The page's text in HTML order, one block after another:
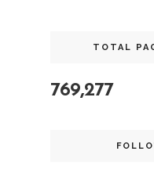
TOTAL
769,277